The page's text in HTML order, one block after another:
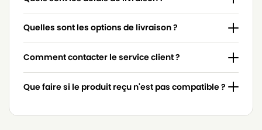
BOSCH
BOSCH BGB71403/10
BOSCH
BOSCH BGB71404/08
BOSCH
BOSCH BGB71405/08
BOSCH
BOSCH BGB7230/08
BOSCH
BOSCH BGB7230/10
Quelles sont les options de livraison ?
Comment contacter le service client ?
Que faire si le produit reçu n'est pas compatible ?